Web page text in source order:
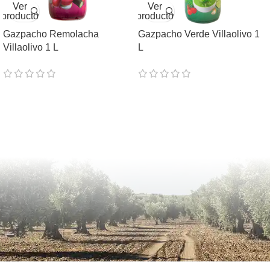
Ver
producto
Gazpacho Remolacha
Villaolivo 1 L
Ver
producto
Gazpacho Verde Villaolivo 1
L